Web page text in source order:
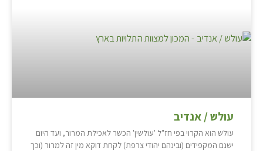
עולש / אנדיב
עולש הוא הקרוי בפי חז"ל 'עולשין' הכשר לאכילת המרור, ועד היום
ישנם המקפידים (ובינהם יהודי צרפת) לקחת דוקא מין זה למרור (וכך